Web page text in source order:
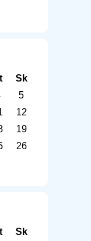
Sk
5
12
19
26
Sk